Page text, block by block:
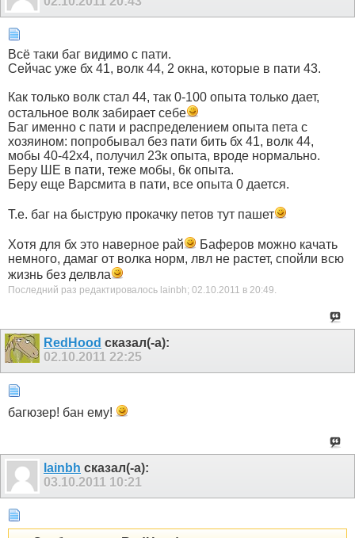
Всё таки баг видимо с пати.
Сейчас уже бх 41, волк 44, 2 окна, которые в пати 43.
Как только волк стал 44, так 0-100 опыта только дает,
остальное волк забирает себе
Баг именно с пати и распределением опыта пета с
хозяином: попробывал без пати бить бх 41, волк 44,
мобы 40-42х4, получил 23к опыта, вроде нормально.
Беру ШЕ в пати, теже мобы, 6к опыта.
Беру еще Варсмита в пати, все опыта 0 дается.
Т.е. баг на быструю прокачку петов тут пашет
Хотя для бх это наверное рай
Баферов можно качать
немного, дамаг от волка норм, лвл не растет, спойли всю
жизнь без делвла
Последний раз редактировалось lainbh; 02.10.2011 в 20:49.
RedHood сказал(-а):
02.10.2011 22:25
багюзер! бан ему!
lainbh сказал(-а):
03.10.2011 10:21